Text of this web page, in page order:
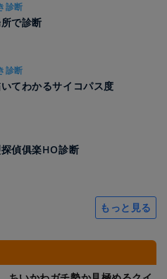
診断
で診断
診断
てわかるサイコパス度
偵俱楽HO診断
もっと見る